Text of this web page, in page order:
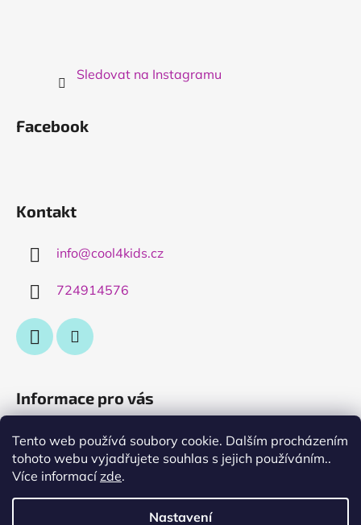
Tento web používá soubory cookie. Dalším procházením
tohoto webu vyjadřujete souhlas s jejich používáním..
Více informacízde.
Nastavení
Sledovat na Instagramu
Facebook
Kontakt
info@cool4kids.cz
724914576
Informace pro vás
Obchodní podmínky
Podmínky ochrany osobních údajů
výměna nebo vrácení zboží